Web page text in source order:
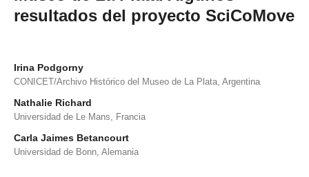
resultados del proyecto SciCoMove
Irina Podgorny
CONICET/Archivo Histórico del Museo de La Plata, Argentina
Nathalie Richard
Universidad de Le Mans, Francia
Carla Jaimes Betancourt
Universidad de Bonn, Alemania